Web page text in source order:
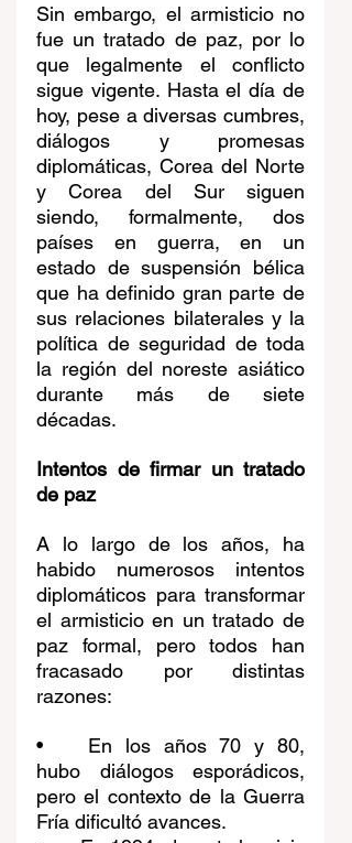
Sin embargo, el armisticio no
fue un tratado de paz, por lo
que legalmente el conflicto
sigue vigente. Hasta el día de
hoy, pese a diversas cumbres,
diálogos y promesas
diplomáticas, Corea del Norte
y Corea del Sur siguen
siendo, formalmente, dos
países en guerra, en un
estado de suspensión bélica
que ha definido gran parte de
sus relaciones bilaterales y la
política de seguridad de toda
la región del noreste asiático
durante más de siete
décadas.
Intentos de firmar un tratado
de paz
A lo largo de los años, ha
habido numerosos intentos
diplomáticos para transformar
el armisticio en un tratado de
paz formal, pero todos han
fracasado por distintas
razones:
•	En los años 70 y 80,
hubo diálogos esporádicos,
pero el contexto de la Guerra
Fría dificultó avances.